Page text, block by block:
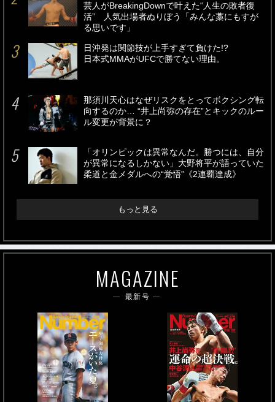
芸人がBreakingDownで叶えた“人生の敗者復
活” 人気出場者ぬりぼう「みんな藁にもすが
る思いです」
日沖発は関節技が上手すぎて負けた!?
日本式MMAがUFCで勝てない理由。
那須川天心はなぜリスクをとってボクシング転
向するのか… “井上尚弥の存在”とキックのルー
ル変更が背景に？
「オリンピックは異常なんだ。勝つには、自分
が異常になるしかない」大野将平が語っていた
柔道と金メダルへの“覚悟”《2連覇達成》
もっと見る
MAGAZINE
最新号